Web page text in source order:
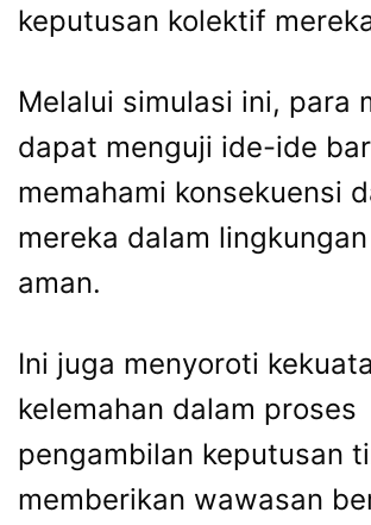
keputusan kolektif
Melalui simulasi ini, para
dapat menguji ide-ide
memahami konsekuensi
mereka dalam
aman.
Ini juga menyoroti
kelemahan dalam proses
pengambilan keputusan
memberikan wawasan